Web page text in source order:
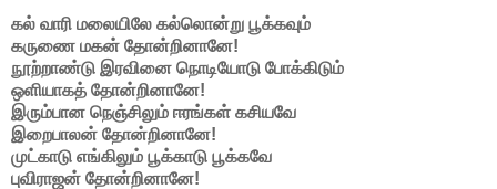
கல் வாரி மலையிலே கல்லொன்று பூக்கவும்
கருணை மகன் தோன்றினானே!
நூற்றாண்டு இரவினை நொடியோடு போக்கிடும்
ஒளியாகத் தோன்றினானே!
இரும்பான நெஞ்சிலும் ஈரங்கள் கசியவே
இறைபாலன் தோன்றினானே!
முட்காடு எங்கிலும் பூக்காடு பூக்கவே
புவிராஜன் தோன்றினானே!